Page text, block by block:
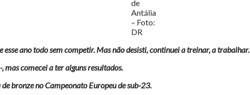
de
Antália
– Foto:
DR
ano todo sem competir. Mas não desisti, continuei a treinar, a trabalhar.
mas comecei a ter alguns resultados.
bronze no Campeonato Europeu de sub-23.